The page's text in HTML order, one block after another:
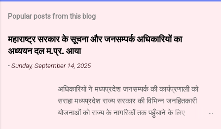
Popular posts from this blog
महाराष्ट्र सरकार के सूचना और जनसम्पर्क अधिकारियों का
अध्ययन दल म.प्र. आया
-Sunday, September 14, 2025
अधिकारियों ने मध्यप्रदेश जनसम्पर्क की कार्यप्रणाली को
सराहा मध्यप्रदेश राज्य सरकार की विभिन्न जनहितकारी
योजनाओं को राज्य के नागरिकों तक पहुँचाने के लिए